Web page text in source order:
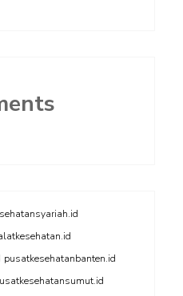
pusatkesehatanbanten.id